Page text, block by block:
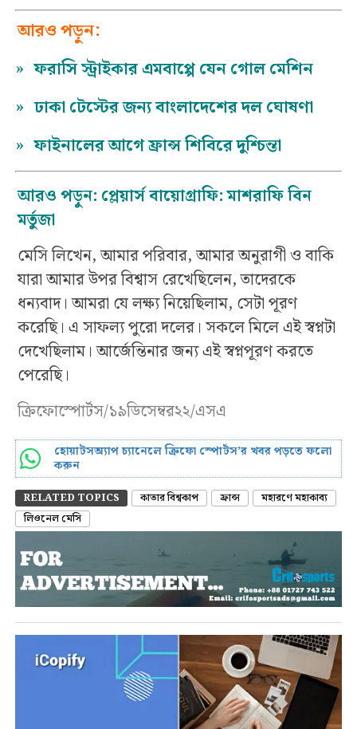
আরও পড়ুন:
» ফরাসি স্ট্রাইকার এমবাপ্পে যেন গোল মেশিন
» ঢাকা টেস্টের জন্য বাংলাদেশের দল ঘোষণা
» ফাইনালের আগে ফ্রান্স শিবিরে দুশ্চিন্তা
আরও পড়ুন: প্লেয়ার্স বায়োগ্রাফি: মাশরাফি বিন
মর্তুজা
মেসি লিখেন, আমার পরিবার, আমার অনুরাগী ও বাকি
যারা আমার উপর বিশ্বাস রেখেছিলেন, তাদেরকে
ধন্যবাদ। আমরা যে লক্ষ্য নিয়েছিলাম, সেটা পূরণ
করেছি। এ সাফল্য পুরো দলের। সকলে মিলে এই স্বপ্নটা
দেখেছিলাম। আর্জেন্তিনার জন্য এই স্বপ্নপূরণ করতে
পেরেছি।
ক্রিফোস্পোর্টস/১৯ডিসেম্বর২২/এসএ
হোয়াটসঅ্যাপ চ্যানেলে ক্রিফো স্পোর্টস’র খবর পড়তে ফলো
করুন
RELATED TOPICS কাতার বিশ্বকাপ ফ্রান্স
মহারণে মহাকাব্য
লিওনেল মেসি